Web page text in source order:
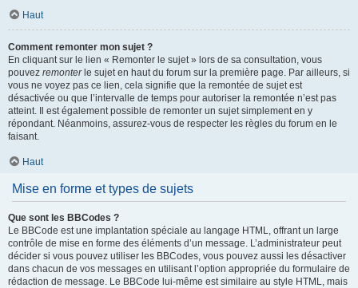
Haut
Comment remonter mon sujet ?
En cliquant sur le lien « Remonter le sujet » lors de sa consultation, vous
pouvez remonterle sujet en haut du forum sur la première page. Par ailleurs, si
vous ne voyez pas ce lien, cela signifie que la remontée de sujet est
désactivée ou que l’intervalle de temps pour autoriser la remontée n’est pas
atteint. Il est également possible de remonter un sujet simplement en y
répondant. Néanmoins, assurez-vous de respecter les règles du forum en le
faisant.
Haut
Mise en forme et types de sujets
Que sont les BBCodes ?
Le BBCode est une implantation spéciale au langage HTML, offrant un large
contrôle de mise en forme des éléments d’un message. L’administrateur peut
décider si vous pouvez utiliser les BBCodes, vous pouvez aussi les désactiver
dans chacun de vos messages en utilisant l’option appropriée du formulaire de
rédaction de message. Le BBCode lui-même est similaire au style HTML, mais